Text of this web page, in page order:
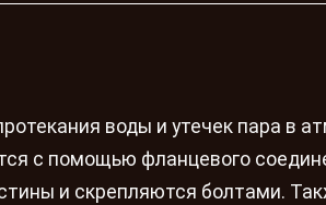
воды и утечек пара в
с помощью фланцевого
и скрепляются болтами.